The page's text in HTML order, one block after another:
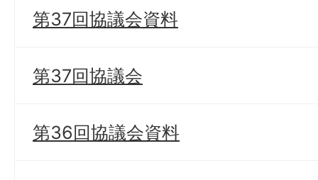
第37回協議会資料
第37回協議会
第36回協議会資料